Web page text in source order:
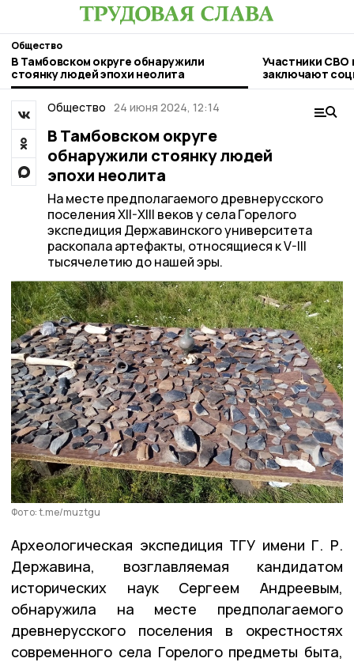
Общество
В Тамбовском округе обнаружили
стоянку людей эпохи неолита
Участники СВО
заключают
льготных
Общество 24 июня 2024, 12:14
В Тамбовском округе
обнаружили стоянку людей
эпохи неолита
На месте предполагаемого древнерусского
поселения XII-XIII веков у села Горелого
экспедиция Державинского университета
раскопала артефакты, относящиеся к V-III
тысячелетию до нашей эры.
Фото: t.me/muztgu
Археологическая экспедиция ТГУ имени Г. Р.
Державина, возглавляемая кандидатом
исторических наук Сергеем Андреевым,
обнаружила на месте предполагаемого
древнерусского поселения в окрестностях
современного села Горелого предметы быта,